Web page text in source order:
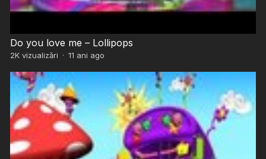
Do you love me – Lollipops
2Kvizualizări · 11 ani ago